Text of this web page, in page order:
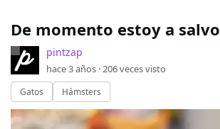
De momento estoy a salvo
pintzap
hace 3 años ·206veces visto
Gatos Hámsters